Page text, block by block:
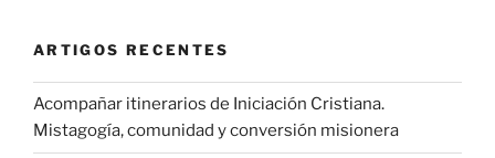
ARTIGOS RECENTES
Acompañar itinerarios de Iniciación Cristiana.
Mistagogía, comunidad y conversión misionera